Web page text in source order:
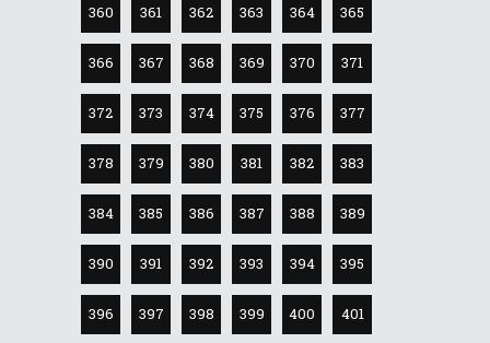
360 361 362 363 364 365
366 367 368 369 370 371
372 373 374 375 376 377
378 379 380 381 382 383
384 385 386 387 388 389
390 391 392 393 394 395
396 397 398 399 400 401